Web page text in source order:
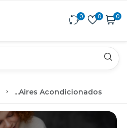
0 0 0
...Aires Acondicionados